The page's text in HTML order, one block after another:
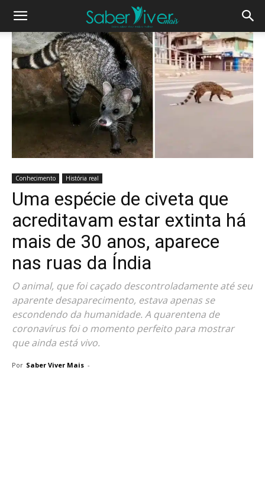
Conhecimento História real
Uma espécie de civeta que
acreditavam estar extinta há
mais de 30 anos, aparece
nas ruas da Índia
O animal, que foi caçado descontroladamente até seu
aparente desaparecimento, estava apenas se
escondendo da humanidade. A quarentena de
coronavírus foi o momento perfeito para mostrar
que ainda está vivo.
Por Saber Viver Mais -